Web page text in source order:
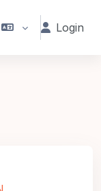
Login